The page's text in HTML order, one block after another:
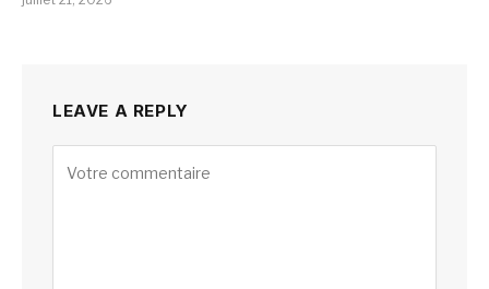
LEAVE A REPLY